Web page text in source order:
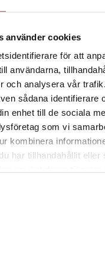
använder cookies
för att
användarna,
och analysera vår
sådana identifierare
enhet till de sociala
som vi
kombinera
har tillhandahållit eller
fraktregion
att du besöker
via en enhet
leveranser utanför
ett köp måste
Författare
Jerzy Sarnecki
är professor em. vid